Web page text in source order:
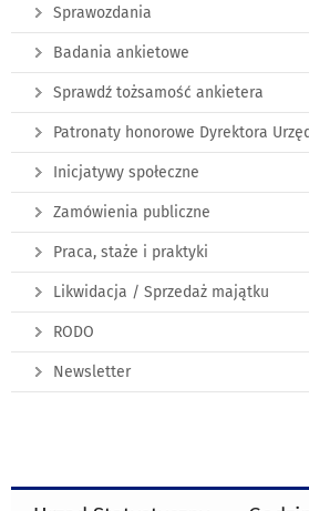
Sprawozdania
Badania ankietowe
Sprawdź tożsamość ankietera
Patronaty honorowe Dyrektora
Inicjatywy społeczne
Zamówienia publiczne
Praca, staże i praktyki
Likwidacja / Sprzedaż majątku
RODO
Newsletter